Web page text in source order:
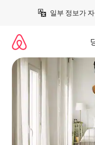
일부 정보가